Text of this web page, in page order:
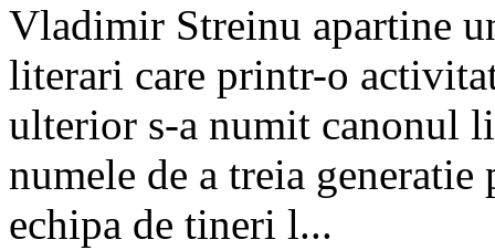
Vladimir Streinu apartine
literari care printr-o
ulterior s-a numit canonul
numele de a treia generatie
echipa de tineri l...